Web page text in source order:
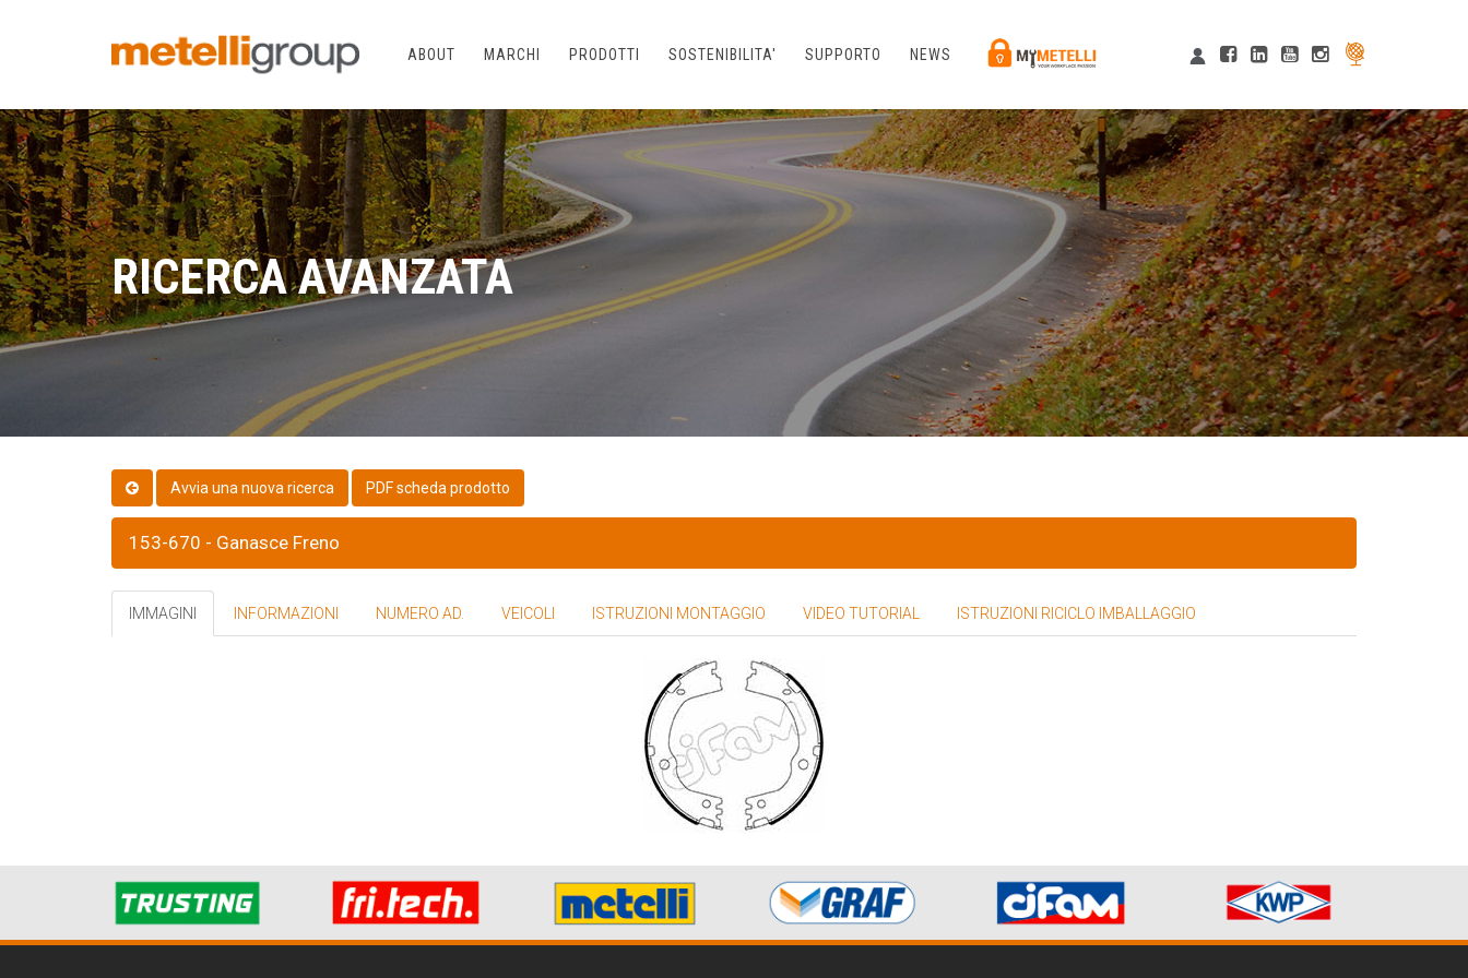
ABOUT MARCHI PRODOTTI SOSTENIBILITA' SUPPORTO NEWS
RICERCA AVANZATA
PDF scheda prodotto
153-670 - Ganasce Freno
IMMAGINI INFORMAZIONI NUMERO AD. VEICOLI ISTRUZIONI MONTAGGIO VIDEO TUTORIAL ISTRUZIONI RICICLO IMBALLAGGIO